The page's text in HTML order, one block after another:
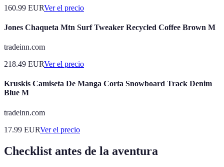
160.99 EURVer el precio
Jones Chaqueta Mtn Surf Tweaker Recycled Coffee Brown M
tradeinn.com
218.49 EURVer el precio
Kruskis Camiseta De Manga Corta Snowboard Track Denim
Blue M
tradeinn.com
17.99 EURVer el precio
Checklist antes de la aventura